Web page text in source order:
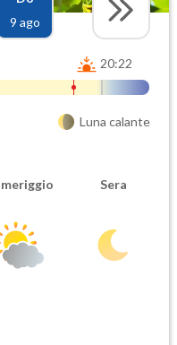
9 ago
20:22
Luna calante
Sera